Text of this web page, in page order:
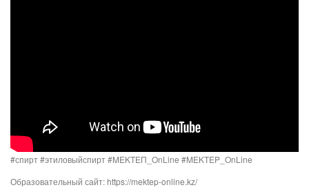
#спирт #этиловыйспирт #MEKTEП_OnLine #MEKTEP_OnLine
Образовательный сайт: https://mektep-online.kz/